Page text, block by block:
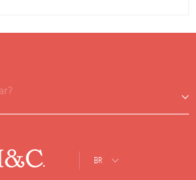
BR